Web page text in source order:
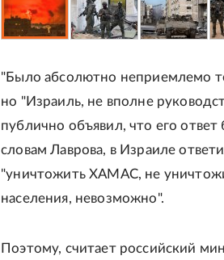
"Было абсолютно неприемлемо
но "Израиль, не вполне
публично объявил, что его
словам Лаврова, в Израиле
"уничтожить ХАМАС, не
населения, невозможно".
Поэтому, считает российский